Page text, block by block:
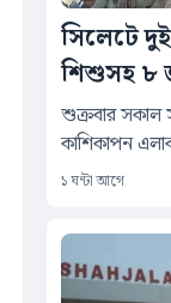
সিলেটে
শিশুসহ ৮
শুক্রবার সকাল
কাশিকাপন
১ ঘন্টা আগে